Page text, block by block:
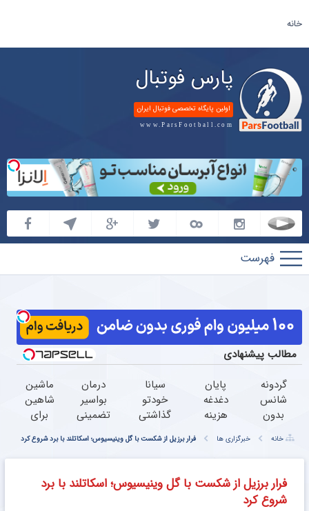
خانه
پارس فوتبال
اولین پایگاه تخصصی فوتبال ایران
www.ParsFootball.com
پارس
فوتبال
مطالب پیشنهادی
گردونه
شانس
بدون
PS5 تا
آیفون17
و بیت
کوین
پایان
دغدغه
هزینه
دندان
پزشکی
با پک
سفید
سیانا
خودتو
گذاشتی
فروش؟
اینجا به
راحتی
بفروش
درمان
بواسیر
تضمینی
فوق
تخصص
کولورکتال
(ناحیه
ماشین
شاهین
برای
داری؟
اینجا
و
خانه خبرگزاری ها فرار برزیل از شکست با گل وینیسیوس؛ اسکاتلند با برد شروع کرد
فرار برزیل از شکست با گل وینیسیوس؛ اسکاتلند با برد
شروع کرد